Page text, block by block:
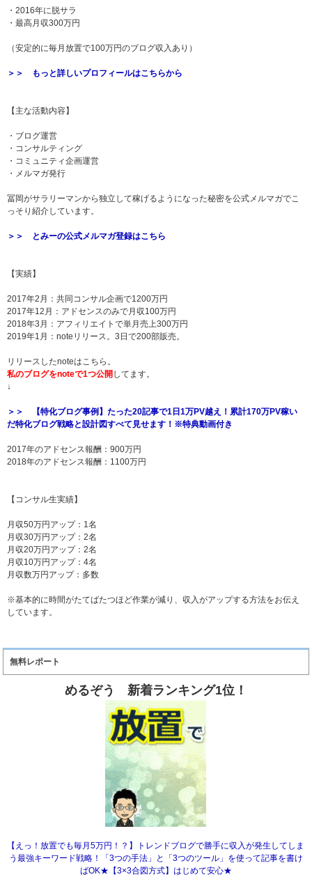
・2016年に脱サラ
・最高月収300万円
（安定的に毎月放置で100万円のブログ収入あり）
＞＞ もっと詳しいプロフィールはこちらから
【主な活動内容】
・ブログ運営
・コンサルティング
・コミュニティ企画運営
・メルマガ発行
冨岡がサラリーマンから独立して稼げるようになった秘密を公式メルマガでこ
っそり紹介しています。
＞＞ とみーの公式メルマガ登録はこちら
【実績】
2017年2月：共同コンサル企画で1200万円
2017年12月：アドセンスのみで月収100万円
2018年3月：アフィリエイトで単月売上300万円
2019年1月：noteリリース。3日で200部販売。
リリースしたnoteはこちら。
私のブログをnoteで1つ公開 してます。
↓
＞＞ 【特化ブログ事例】たった20記事で1日1万PV越え！累計170万PV稼い
だ特化ブログ戦略と設計図すべて見せます！※特典動画付き
2017年のアドセンス報酬：900万円
2018年のアドセンス報酬：1100万円
【コンサル生実績】
月収50万円アップ：1名
月収30万円アップ：2名
月収20万円アップ：2名
月収10万円アップ：4名
月収数万円アップ：多数
※基本的に時間がたてばたつほど作業が減り、収入がアップする方法をお伝え
しています。
無料レポート
めるぞう 新着ランキング1位！
【えっ！放置でも毎月5万円！？】トレンドブログで勝手に収入が発生してしま
う最強キーワード戦略！「3つの手法」と「3つのツール」を使って記事を書け
ばOK★【3×3合図方式】はじめて安心★